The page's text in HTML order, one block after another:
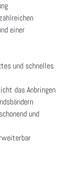
einer
und schnelles
das Anbringen
und